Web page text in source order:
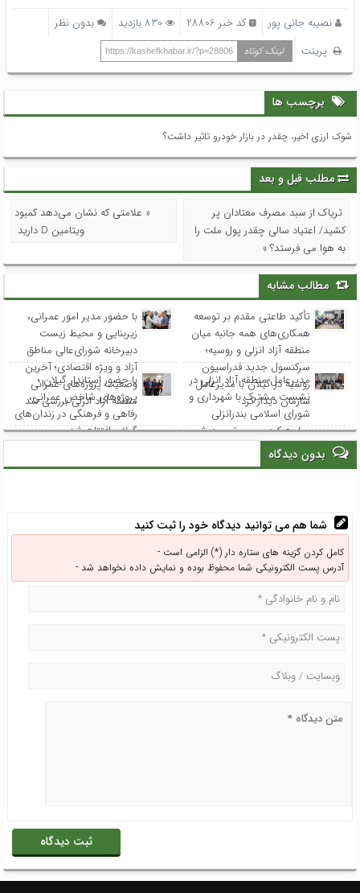
نصیبه جانی پور کد خبر 28806 830 بازدید
بدون نظر
پرینت
لینک کوتاه https://kashefkhabar.ir/?p=28806
برچسب ها
شوک ارزی اخیر، چقدر در بازار خودرو تاثیر داشت؟
مطلب قبل و بعد
تریاک از سبد مصرف معتادان پر
کشید/ اعتیاد سالی چقدر پول ملت را
به هوا می فرستد؟ »
« علامتی که نشان می‌دهد کمبود
ویتامین D دارید
مطالب مشابه
تأکید طاعتی مقدم بر توسعه
همکاری‌های همه جانبه میان
منطقه آزاد انزلی و روسیه؛
سرکنسول جدید فدراسیون
روسیه در گیلان با مدیرعامل
سازمان دیدار کرد
با حضور مدیر امور عمرانی،
زیربنایی و محیط زیست
دبیرخانه شورای‌عالی مناطق
آزاد و ویژه اقتصادی؛ آخرین
وضعیت پروژه‌های عمرانی
منطقه آزاد انزلی بررسی شد
مدیرعامل منطقه آزاد انزلی در
نشست مشترک با شهرداری و
شورای اسلامی بندرانزلی
مطرح کرد: مسیر توسعه شهر
انزلی از هم‌افزایی و مشارکت
همه نهادها می‌گذرد
با حضور استاندار گیلان ؛
پروژه‌های شاخص عمرانی،
رفاهی و فرهنگی در زندان‌های
گیلان افتتاح شد
بدون دیدگاه
شما هم می توانید دیدگاه خود را ثبت کنید
کامل کردن گزینه های ستاره دار (*) الزامی است -
آدرس پست الکترونیکی شما محفوظ بوده و نمایش داده نخواهد شد -